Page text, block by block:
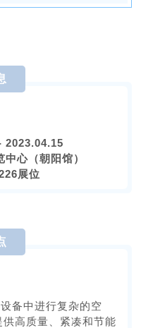
2023.04.15
心（朝阳馆）
展位
备中进行复杂的空
高质量、紧凑和节能